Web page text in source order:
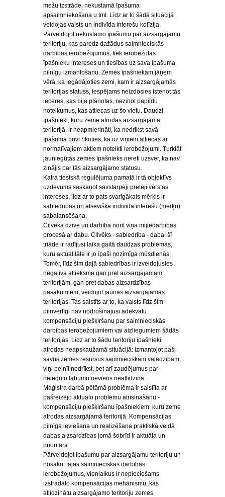
mežu izstrāde, nekustamā īpašuma
apsaimniekošana u.tml. Līdz ar to šādā situācijā
veidojas valsts un indivīda interešu kolīzija.
Pārveidojot nekustamo īpašumu par aizsargājamu
teritoriju, kas paredz dažādus saimnieciskās
darbības ierobežojumus, tiek ierobežotas
īpašnieku intereses un tiesības uz sava īpašuma
pilnīgu izmantošanu. Zemes īpašniekam jāņem
vērā, ka iegādājoties zemi, kam ir aizsargājamās
teritorijas statuss, iespējams neizdosies īstenot tās
ieceres, kas bija plānotas, nezinot papildu
noteikumus, kas attiecas uz šo vietu. Daudzi
īpašnieki, kuru zeme atrodas aizsargājamā
teritorijā, ir neapmierināti, ka nedrīkst savā
īpašumā brīvi rīkoties, ka uz viņiem attiecas ar
normatīvajiem aktiem noteikti ierobežojumi. Turklāt
jauniegūtās zemes īpašnieks nereti uzsver, ka nav
zinājis par tās aizsargājamo statusu.
Katra tiesiskā regulējuma pamatā ir tā objektīvs
uzdevums saskaņot savstarpēji pretēji vērstas
intereses, līdz ar to pats svarīgākais mērķis ir
sabiedrības un atsevišķa indivīda interešu (mērķu)
sabalansēšana.
Cilvēka dzīve un darbība norit viņa mijiedarbības
procesā ar dabu. Cilvēks - sabiedrība - daba: šī
triāde ir radījusi laika gaitā daudzas problēmas,
kuru aktualitāte ir jo īpaši nozīmīga mūsdienās.
Tomēr, līdz šim daļā sabiedrības ir izveidojusies
negatīva attieksme gan pret aizsargājamām
teritorijām, gan pret dabas aizsardzības
pasākumiem, veidojot jaunas aizsargājamās
teritorijas. Tas saistīts ar to, ka valsts līdz šim
pilnvērtīgi nav nodrošinājusi adekvātu
kompensāciju piešķiršanu par saimnieciskās
darbības ierobežojumiem vai aizliegumiem šādās
teritorijās. Līdz ar to šādu teritoriju īpašnieki
atrodas neapskaužamā situācijā: izmantojot paši
savus zemes resursus saimnieciskām vajadzībām,
viņi pelnīt nedrīkst, bet arī zaudējumus par
neiegūto labumu neviens neatlīdzina.
Maģistra darbā pētāmā problēma ir saistīta ar
pašreizējo aktuālo problēmu atrisināšanu -
kompensāciju piešķiršanu īpašniekiem, kuru zeme
atrodas aizsargājamā teritorijā. Kompensācijas
pilnīga ieviešana un realizēšana praktiskā veidā
dabas aizsardzības jomā šobrīd ir aktuāla un
prioritāra.
Pārveidojot īpašumu par aizsargājamu teritoriju un
nosakot tajās saimnieciskās darbības
ierobežojumus, vienlaikus ir nepieciešams
izstrādāto kompensācijas mehānismu, kas
atlīdzinātu aizsargājamo teritoriju zemes